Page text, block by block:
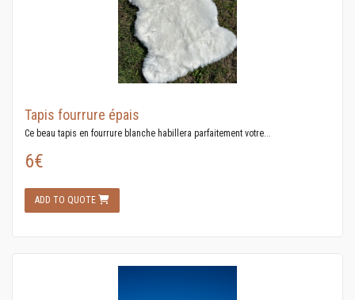
Tapis fourrure épais
Ce beau tapis en fourrure blanche habillera parfaitement votre...
6€
ADD TO QUOTE